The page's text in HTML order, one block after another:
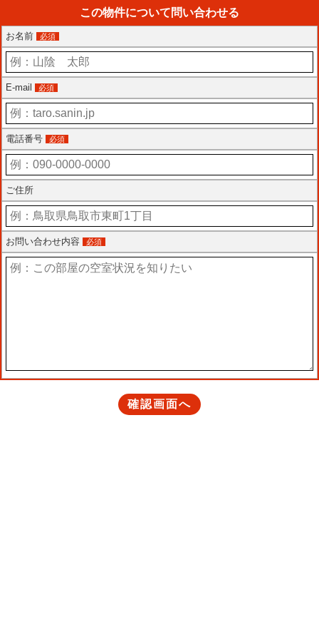
この物件について問い合わせる
お名前 必須
E-mail 必須
電話番号 必須
ご住所
お問い合わせ内容 必須